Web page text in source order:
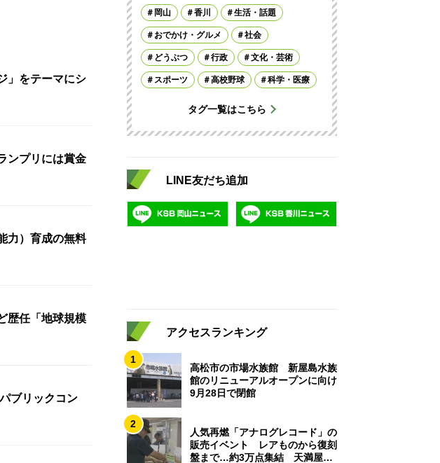
」をテーマにシ
ンプリには賞金
力）育成の無料
歴任「地球規模
ブリックコン
岡山 香川 生活・話題
おでかけ・グルメ 社会
どうぶつ 行政 文化・芸術
スポーツ 高校野球 科学・医療
タグ一覧はこちら
LINE友だち追加
アクセスランキング
1
高松市の市場水族館 新屋島水族
館のリニューアルオープンに向け
9月28日で閉館
2
人気再燃「アナログレコード」の
販売イベント レアものから復刻
盤まで…約3万点集結 天満屋岡